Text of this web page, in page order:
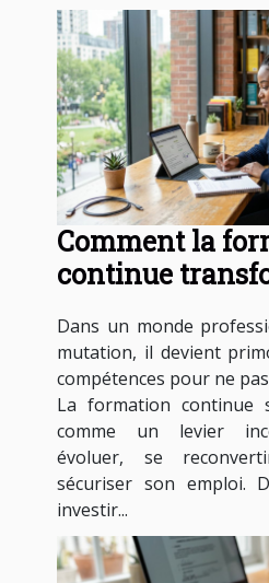
Comment la
continue
Dans un monde
mutation, il devient
compétences pour ne
La formation continue
comme un levier
évoluer, se
sécuriser son emploi.
investir...